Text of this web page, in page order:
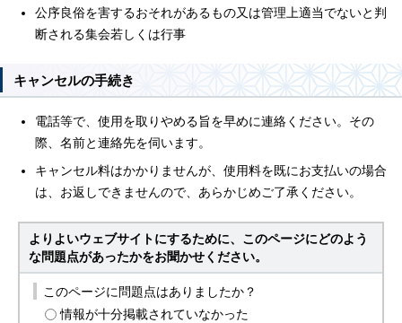
公序良俗を害するおそれがあるもの又は管理上適当でないと判
断される集会若しくは行事
キャンセルの手続き
電話等で、使用を取りやめる旨を早めに連絡ください。その
際、名前と連絡先を伺います。
キャンセル料はかかりませんが、使用料を既にお支払いの場合
は、お返しできませんので、あらかじめご了承ください。
よりよいウェブサイトにするために、このページにどのよう
な問題点があったかをお聞かせください。
このページに問題点はありましたか？
情報が十分掲載されていなかった